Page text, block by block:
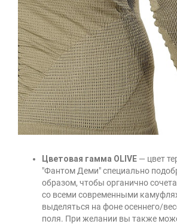
Цветовая гамма OLIVE — цвет
"Фантом Деми" специально
образом, чтобы органично
со всеми современными
выделяться на фоне осеннего/
поля. При желании вы также